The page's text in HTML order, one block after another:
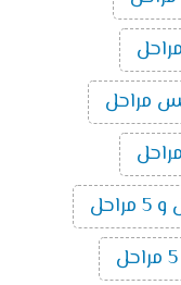
مراحل